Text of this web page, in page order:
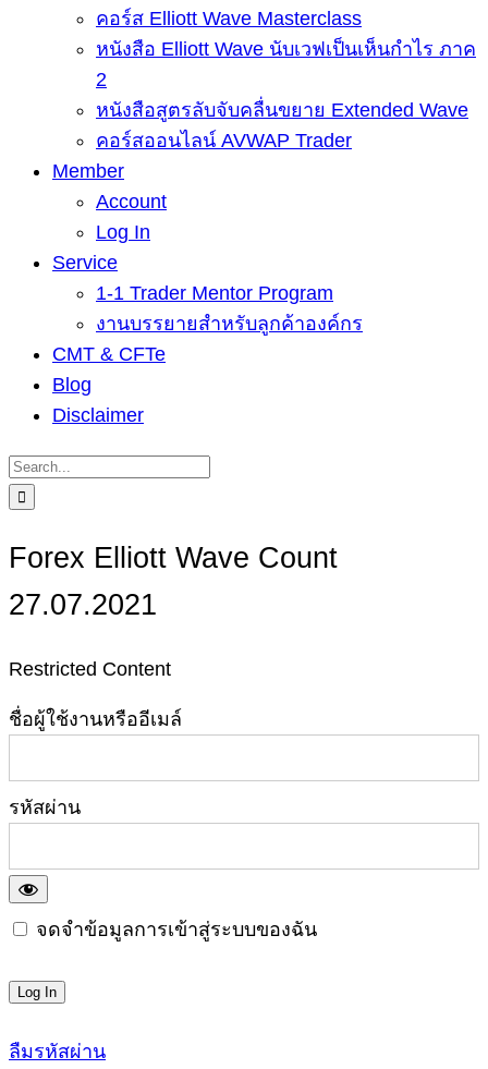
คอร์ส Elliott Wave Masterclass
หนังสือ Elliott Wave นับเวฟเป็นเห็นกำไร ภาค
2
หนังสือสูตรลับจับคลื่นขยาย Extended Wave
คอร์สออนไลน์ AVWAP Trader
Member
Account
Log In
Service
1-1 Trader Mentor Program
งานบรรยายสำหรับลูกค้าองค์กร
CMT & CFTe
Blog
Disclaimer
Search
for:
Forex Elliott Wave Count
27.07.2021
Restricted Content
ชื่อผู้ใช้งานหรืออีเมล์
รหัสผ่าน
จดจำข้อมูลการเข้าสู่ระบบของฉัน
ลืมรหัสผ่าน